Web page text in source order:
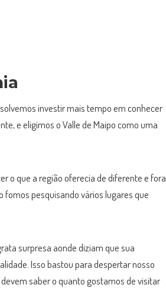
investir mais tempo em conhecer
e eligimos o Valle de Maipo como uma
o que a região oferecia de diferente e fora
fomos pesquisando vários lugares que
surpresa aonde diziam que sua
Isso bastou para despertar nosso
saber o quanto gostamos de visitar